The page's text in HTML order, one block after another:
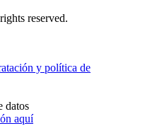
reserved.
y política de
datos
aquí